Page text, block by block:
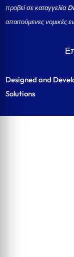
προβεί σε καταγγελία
απαιτούμενες νομικές
Designed and
Solutions